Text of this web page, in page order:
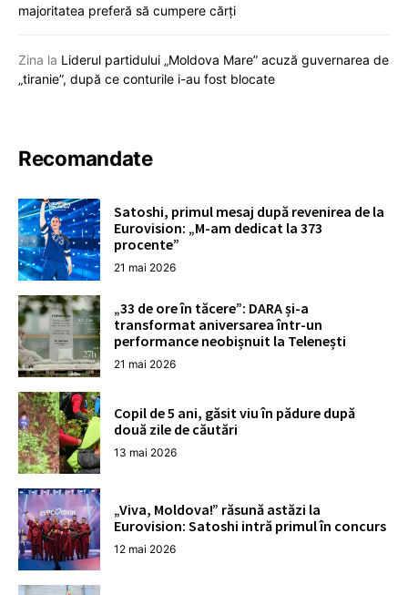
majoritatea preferă să cumpere cărți
Zina la Liderul partidului „Moldova Mare” acuză guvernarea de
„tiranie”, după ce conturile i-au fost blocate
Recomandate
Satoshi, primul mesaj după revenirea de la
Eurovision: „M-am dedicat la 373
procente”
21 mai 2026
„33 de ore în tăcere”: DARA și-a
transformat aniversarea într-un
performance neobișnuit la Telenești
21 mai 2026
Copil de 5 ani, găsit viu în pădure după
două zile de căutări
13 mai 2026
„Viva, Moldova!” răsună astăzi la
Eurovision: Satoshi intră primul în concurs
12 mai 2026